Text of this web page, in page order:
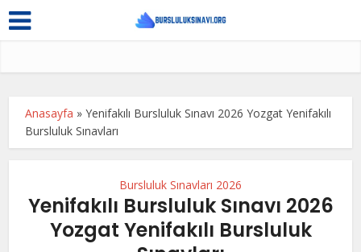
Anasayfa »Yenifakılı Bursluluk Sınavı 2026 Yozgat Yenifakılı
Bursluluk Sınavları
Bursluluk Sınavları 2026
Yenifakılı Bursluluk Sınavı 2026
Yozgat Yenifakılı Bursluluk